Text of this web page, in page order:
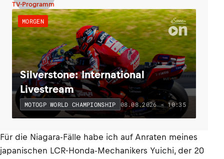
TV-Programm
MORGEN
Silverstone: International
Livestream
MOTOGP WORLD CHAMPIONSHIP 08.08.2026 - 10:35
Für die Niagara-Fälle habe ich auf Anraten meines
japanischen LCR-Honda-Mechanikers Yuichi, der 20